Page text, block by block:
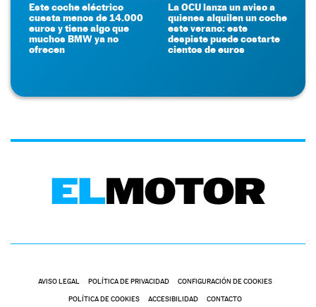
Este coche eléctrico
cuesta menos de 14.000
euros y tiene algo que
muchos BMW ya no
ofrecen
La OCU lanza un aviso a
quienes alquilen un coche
este verano: este
despiste puede costarte
cientos de euros
AVISO LEGAL POLÍTICA DE PRIVACIDAD CONFIGURACIÓN DE COOKIES
POLÍTICA DE COOKIES ACCESIBILIDAD CONTACTO